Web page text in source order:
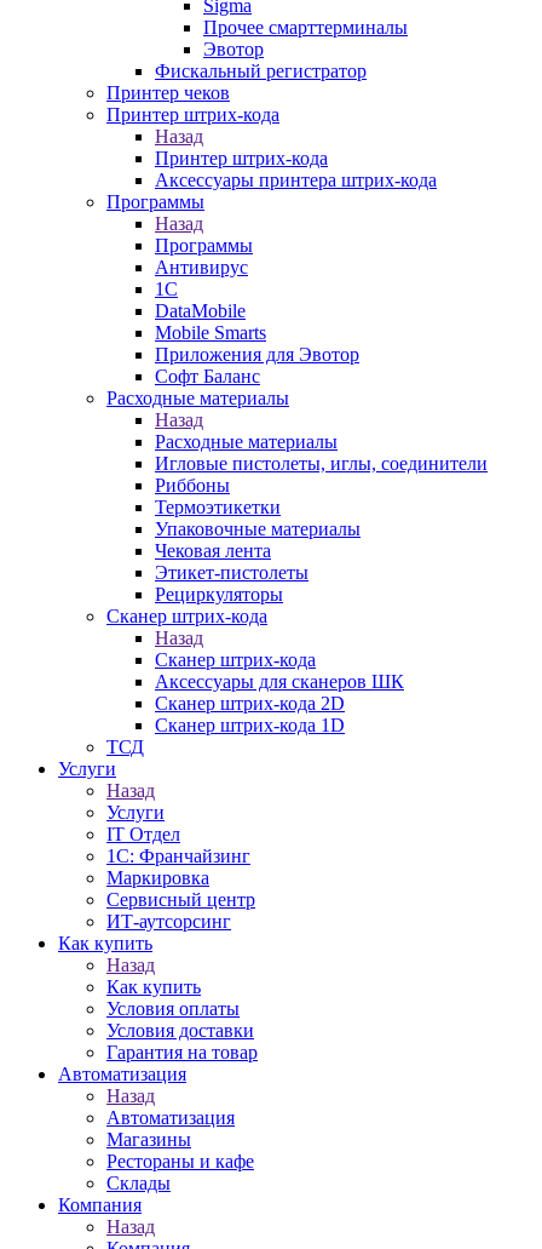
Sigma
Прочее смарттерминалы
Эвотор
Фискальный регистратор
Принтер чеков
Принтер штрих-кода
Назад
Принтер штрих-кода
Аксессуары принтера штрих-кода
Программы
Назад
Программы
Антивирус
1С
DataMobile
Mobile Smarts
Приложения для Эвотор
Софт Баланс
Расходные материалы
Назад
Расходные материалы
Игловые пистолеты, иглы, соединители
Риббоны
Термоэтикетки
Упаковочные материалы
Чековая лента
Этикет-пистолеты
Рециркуляторы
Сканер штрих-кода
Назад
Сканер штрих-кода
Аксессуары для сканеров ШК
Сканер штрих-кода 2D
Сканер штрих-кода 1D
ТСД
Услуги
Назад
Услуги
IT Отдел
1С: Франчайзинг
Маркировка
Сервисный центр
ИТ-аутсорсинг
Как купить
Назад
Как купить
Условия оплаты
Условия доставки
Гарантия на товар
Автоматизация
Назад
Автоматизация
Магазины
Рестораны и кафе
Склады
Компания
Назад